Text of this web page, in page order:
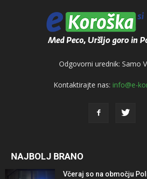
Odgovorni urednik: Samo
Kontaktirajte nas: info@e-
NAJBOLJ BRANO
Včeraj so na območju